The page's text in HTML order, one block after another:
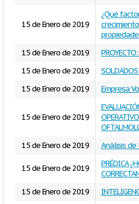
15 de Enero de 2019
¿Qué
15 de Enero de 2019
PROYECTO:
15 de Enero de 2019
15 de Enero de 2019
Empresa
15 de Enero de 2019
15 de Enero de 2019
Análisis
15 de Enero de 2019
PRÉDICA
15 de Enero de 2019